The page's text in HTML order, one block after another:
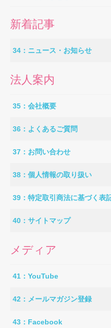
新着記事
34：ニュース・お知らせ
法人案内
35：会社概要
36：よくあるご質問
37：お問い合わせ
38：個人情報の取り扱い
39：特定取引商法に基づく表
40：サイトマップ
メディア
41：YouTube
42：メールマガジン登録
43：Facebook